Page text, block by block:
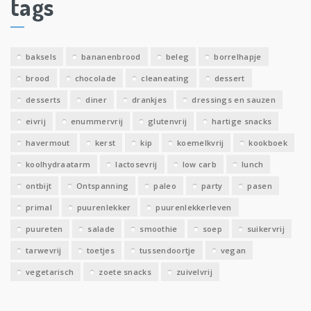
e
v
tags
baksels bananenbrood beleg borrelhapje
brood chocolade cleaneating dessert
desserts diner drankjes dressings en sauzen
eivrij enummervrij glutenvrij hartige snacks
havermout kerst kip koemelkvrij kookboek
koolhydraatarm lactosevrij low carb lunch
ontbijt Ontspanning paleo party pasen
primal puurenlekker puurenlekkerleven
puureten salade smoothie soep suikervrij
tarwevrij toetjes tussendoortje vegan
vegetarisch zoete snacks zuivelvrij